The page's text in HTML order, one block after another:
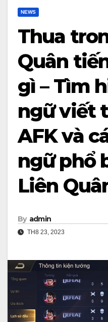
NEWS
Thua
Quân
gì – Tìm
ngữ viết
AFK và
ngữ phổ
Liên
By admin
TH8 23, 2023